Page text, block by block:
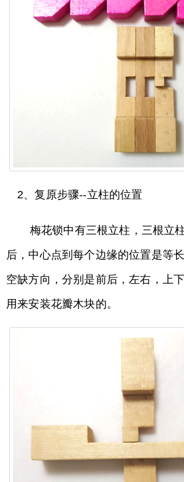
2、复原步骤--立柱的位置
梅花锁中有三根立柱，三根立
后，中心点到每个边缘的位置是等
空缺方向，分别是前后，左右，上
用来安装花瓣木块的。